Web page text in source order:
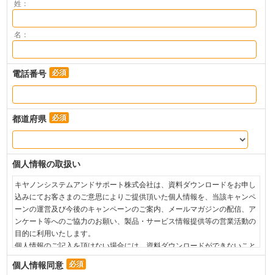
電話番号
都道府県
個人情報の取扱い
キヤノンシステムアンドサポート株式会社は、資料ダウンロードをお申し
込みにてお客さまのご意思によりご提供頂いた個人情報を、当該キャンペ
ーンの運営及び今後のキャンペーンのご案内、メールマガジンの配信、ア
ンケート等へのご協力のお願い、製品・サービス情報提供等の営業活動の
目的に利用いたします。
個人情報のご記入を頂けない場合には、資料ダウンロードができないこと
がございますので、あらかじめご了承ください。
弊社は、お客さまからお預かりした個人情報を適切な安全対策のもと管理
個人情報同意